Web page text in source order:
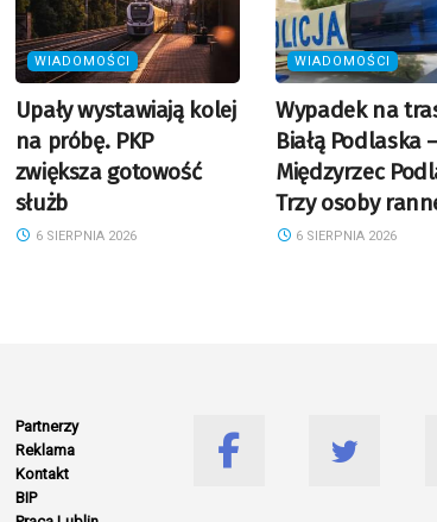
WIADOMOŚCI
Upały wystawiają kolej
na próbę. PKP
zwiększa gotowość
służb
6 SIERPNIA 2026
WIADOMOŚCI
Wypadek na
Białą Podlaska
Międzyrzec
Trzy osoby
6 SIERPNIA 2026
Partnerzy
Reklama
Kontakt
BIP